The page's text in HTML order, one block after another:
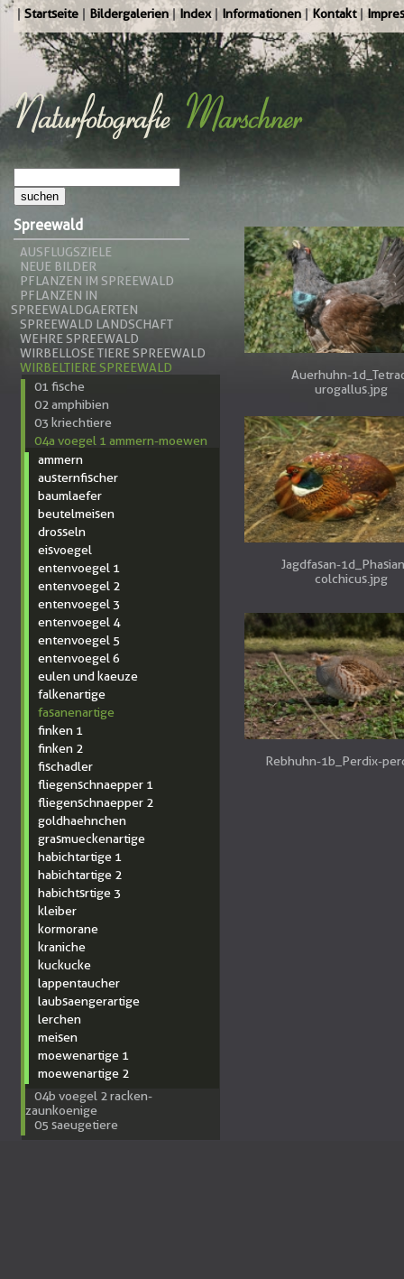
Startseite Bildergalerien Index Informationen Kontakt
Spreewald
AUSFLUGSZIELE
NEUE BILDER
PFLANZEN IM SPREEWALD
PFLANZEN IN
SPREEWALDGAERTEN
SPREEWALD LANDSCHAFT
WEHRE SPREEWALD
WIRBELLOSE TIERE SPREEWALD
WIRBELTIERE SPREEWALD
01 fische
02 amphibien
03 kriechtiere
04a voegel 1 ammern-moewen
ammern
austernfischer
baumlaefer
beutelmeisen
drosseln
eisvoegel
entenvoegel 1
entenvoegel 2
entenvoegel 3
entenvoegel 4
entenvoegel 5
entenvoegel 6
eulen und kaeuze
falkenartige
fasanenartige
finken 1
finken 2
fischadler
fliegenschnaepper 1
fliegenschnaepper 2
goldhaehnchen
grasmueckenartige
habichtartige 1
habichtartige 2
habichtsrtige 3
kleiber
kormorane
kraniche
kuckucke
lappentaucher
laubsaengerartige
lerchen
meisen
moewenartige 1
moewenartige 2
04b voegel 2 racken-
zaunkoenige
05 saeugetiere
Auerhuhn-
urogallus.jpg
Jagdfasan-
colchicus.jpg
Rebhuhn-1b_Perdix-